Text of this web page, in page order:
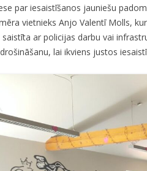
par iesaistīšanos jauniešu
vietnieks Anjo Valentī Molls,
ar policijas darbu vai
lai ikviens justos